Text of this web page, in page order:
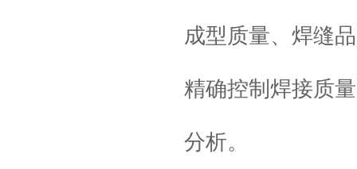
成型质量、焊缝
精确控制焊接质
分析。